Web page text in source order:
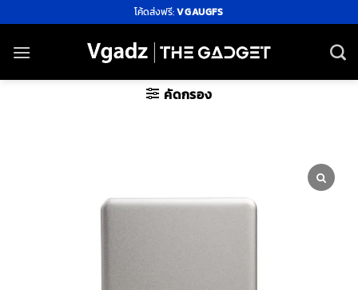
ไป
ยัง
โค้ดส่งฟรี:VGAUGFS
คัดกรอง